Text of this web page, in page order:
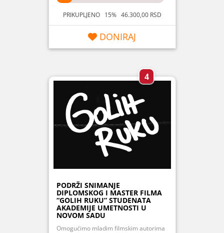
PRIKUPLJENO 15% 46.300,00 RSD
DONIRAJ
4
PODRŽI SNIMANJE
DIPLOMSKOG I MASTER FILMA
“GOLIH RUKU” STUDENATA
AKADEMIJE UMETNOSTI U
NOVOM SADU
Omogućimo mladim filmskim autorima